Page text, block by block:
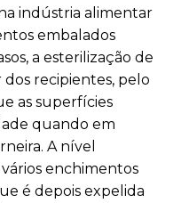
indústria alimentar
embalados
a esterilização de
recipientes, pelo
as superfícies
quando em
A nível
enchimentos
é depois expelida